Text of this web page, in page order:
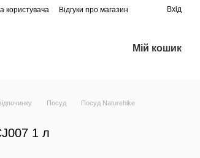
користувача Відгуки про магазин Вхід
Мій кошик
Посуд
Посуд Naturehike
1 л